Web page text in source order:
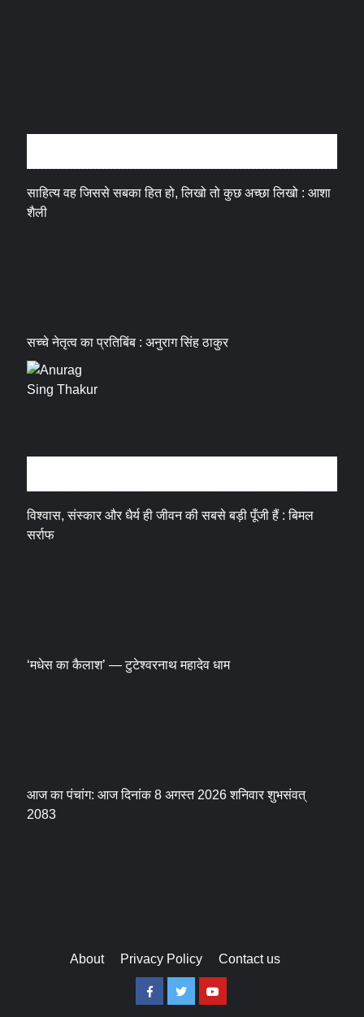
साहित्य वह जिससे सबका हित हो, लिखो तो कुछ अच्छा लिखो : आशा
शैली
सच्चे नेतृत्व का प्रतिबिंब : अनुराग सिंह ठाकुर
विश्वास, संस्कार और धैर्य ही जीवन की सबसे बड़ी पूँजी हैं : बिमल
सर्राफ
‘मधेस का कैलाश’ — टुटेश्वरनाथ महादेव धाम
आज का पंचांग: आज दिनांक 8 अगस्त 2026 शनिवार शुभसंवत्
2083
About Privacy Policy Contact us
FacebookTwitterYoutube